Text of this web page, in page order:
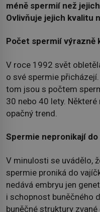
méně spermií než
Ovlivňuje jejich kvalitu
Počet spermií výrazně
V roce 1992 svět
o své spermie
tom jsou s počtem
30 nebo 40 lety.
opačný trend.
Spermie nepronikají
V minulosti se uvádělo,
spermie proniká do
nedává embryu jen
i schopnost buněčného
buněčné struktury zvané